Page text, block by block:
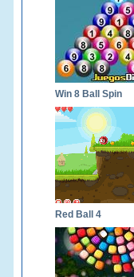
Win 8 Ball Spin
Red Ball 4